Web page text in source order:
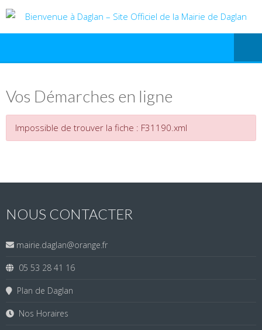
Vos Démarches en ligne
Impossible de trouver la fiche : F31190.xml
NOUS CONTACTER
mairie.daglan@orange.fr
05 53 28 41 16
Plan de Daglan
Nos Horaires